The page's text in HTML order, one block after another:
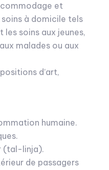
et
à domicile tels
les soins aux jeunes,
malades ou aux
d’art,
humaine.
(tal-linja).
de passagers